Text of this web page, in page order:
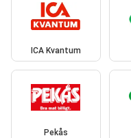
ICA Kvantum
Pekås